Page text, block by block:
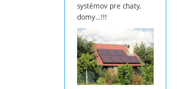
systémov pre chaty,
domy…!!!